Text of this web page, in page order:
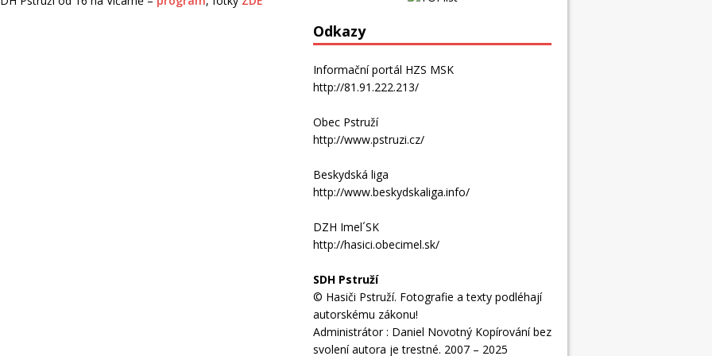
Odkazy
Informační portál HZS MSK
http://81.91.222.213/
Obec Pstruží
http://www.pstruzi.cz/
Beskydská liga
http://www.beskydskaliga.info/
DZH Imel´SK
http://hasici.obecimel.sk/
SDH Pstruží
© Hasiči Pstruží. Fotografie a texty podléhají
autorskému zákonu!
Administrátor : Daniel Novotný Kopírování bez
svolení autora je trestné. 2007 – 2025